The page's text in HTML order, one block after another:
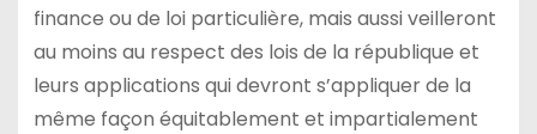
finance ou de loi particulière, mais aussi veilleront
au moins au respect des lois de la république et
leurs applications qui devront s’appliquer de la
même façon équitablement et impartialement